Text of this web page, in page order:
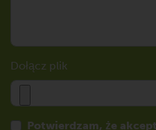
Dołącz plik
Potwierdzam, że